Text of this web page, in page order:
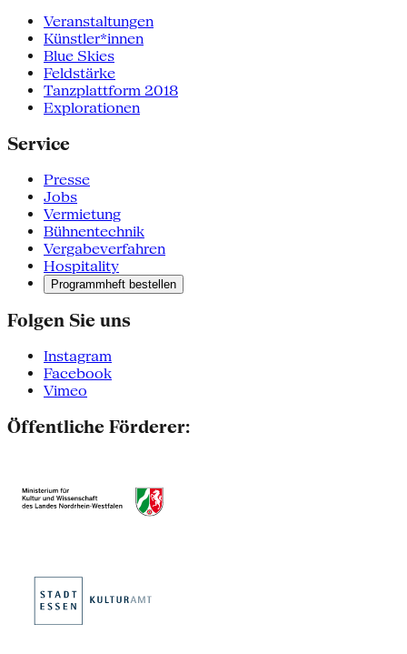
Veranstaltungen
Künstler*innen
Blue Skies
Feldstärke
Tanzplattform 2018
Explorationen
Service
Presse
Jobs
Vermietung
Bühnentechnik
Vergabeverfahren
Hospitality
Programmheft bestellen
Folgen Sie uns
Instagram
Facebook
Vimeo
Öffentliche Förderer: